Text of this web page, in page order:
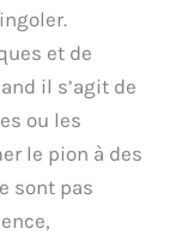
et de
il s’agit de
ou les
le pion à des
sont pas